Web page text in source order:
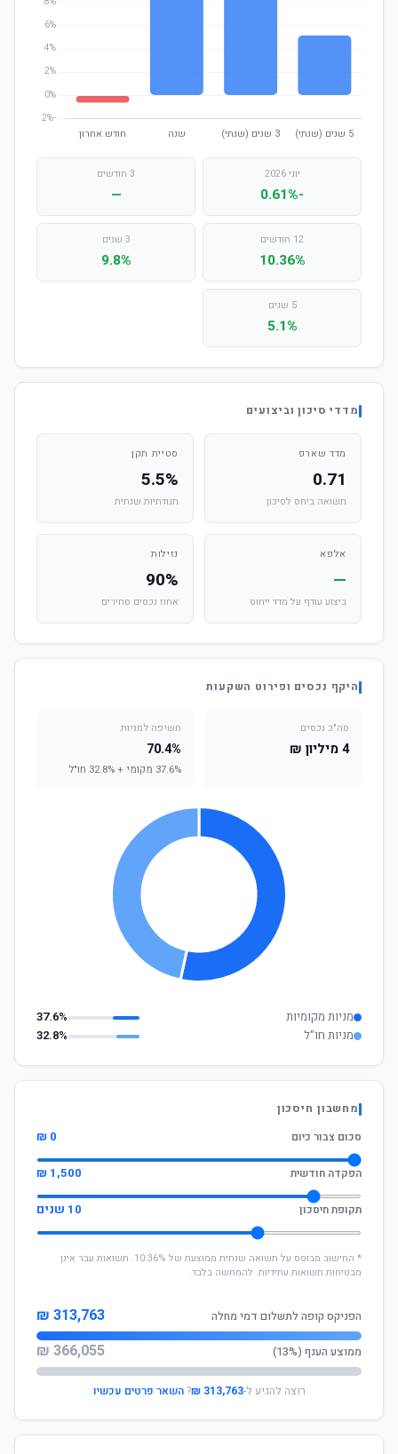
יוני 2026
-0.61%
3 חודשים
—
12 חודשים
10.36%
3 שנים
9.8%
5 שנים
5.1%
מדדי סיכון וביצועים
מדד שארפ
0.71
תשואה ביחס לסיכון
סטיית תקן
5.5%
תנודתיות שנתית
אלפא
—
ביצוע עודף על מדד ייחוס
נזילות
90%
אחוז נכסים סחירים
היקף נכסים ופירוט השקעות
סה"כ נכסים
4 מיליון ₪
חשיפה למניות
70.4%
37.6% מקומי + 32.8% חו"ל
מניות מקומיות
37.6%
מניות חו"ל
32.8%
מחשבון חיסכון
סכום צבור כיום
0 ₪
הפקדה חודשית 1,500 ₪
תקופת חיסכון 10 שנים
* החישוב מבוסס על תשואה שנתית ממוצעת של 10.36%. תשואות עבר אינן
מבטיחות תשואות עתידיות. להמחשה בלבד.
הפניקס קופה לתשלום דמי מחלה 313,763 ₪
ממוצע הענף (13%) 366,055 ₪
רוצה להגיע ל-313,763 ₪
?השאר פרטים עכשיו